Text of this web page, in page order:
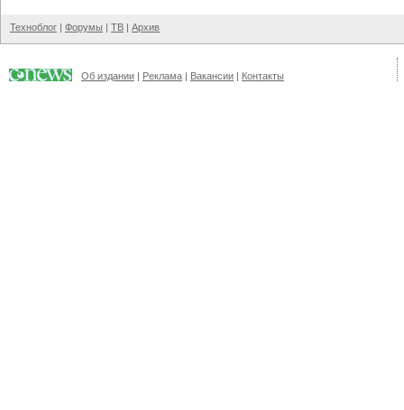
Техноблог | Форумы | ТВ | Архив
Об издании | Реклама | Вакансии | Контакты